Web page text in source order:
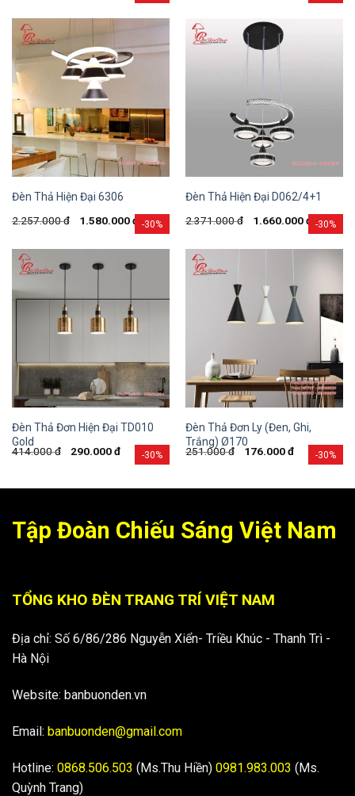
-30%
Đèn Thả Hiện Đại 6306
2.257.000đ 1.580.000đ -30%
Đèn Thả Hiện Đại D062/4+1
2.371.000đ 1.660.000đ
-30%
Đèn Thả Đơn Hiện Đại TD010
Gold
414.000đ 290.000đ -30%
Đèn Thả Đơn Ly (Đen, Ghi,
Trắng) Ø170
251.000đ 176.000đ
Tập Đoàn Chiếu Sáng Việt Nam
TỔNG KHO ĐÈN TRANG TRÍ VIỆT NAM
Địa chỉ: Số 6/86/286 Nguyễn Xiển- Triều Khúc - Thanh Trì -
Hà Nội
Website: banbuonden.vn
Email: banbuonden@gmail.com
Hotline: 0868.506.503 (Ms.Thu Hiền) 0981.983.003 (Ms.
Quỳnh Trang)